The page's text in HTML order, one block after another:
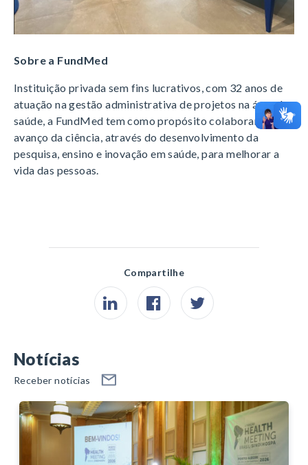
Sobre a FundMed
Instituição privada sem fins lucrativos, com 32 anos de
atuação na gestão administrativa de projetos na área da
saúde, a FundMed tem como propósito colaborar com o
avanço da ciência, através do desenvolvimento da
pesquisa, ensino e inovação em saúde, para melhorar a
vida das pessoas.
Compartilhe
Notícias
Receber notícias